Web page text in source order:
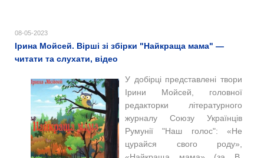
08-05-2023
Ірина Мойсей. Вірші зі збірки "Найкраща мама" —
читати та слухати, відео
У добірці представлені твори
Ірини Мойсей, головної
редакторки літературного
журналу Союзу Українців
Румунії "Наш голос": «Не
цурайся свого роду»,